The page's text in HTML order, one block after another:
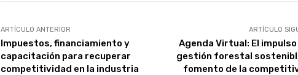
ARTÍCULO ANTERIOR
Impuestos, financiamiento y
capacitación para recuperar
competitividad en la industria
ARTÍCULO
Agenda Virtual: El impulso
gestión forestal
fomento de la